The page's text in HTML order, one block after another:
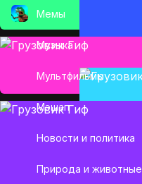
Мемы
Музыка
Мультфильмы
Мэшап
Новости и политика
Природа и животные